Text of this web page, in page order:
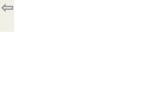
⇦